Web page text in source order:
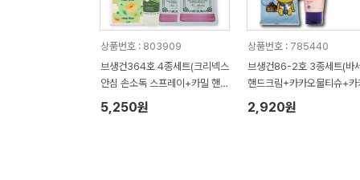
상품번호 : 803909
브생건364호 4종세트(크리넥스
안심 손소독 스프레이+카밀 핸드
크림+유시몰 가글2매)
5,250원
상품번호 : 785440
브생건86-2호 3종세트(바
핸드크림+카카오물티슈+카
미용휴지)
2,920원